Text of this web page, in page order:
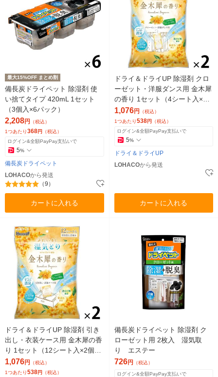
最大15%OFF まとめ割
備長炭ドライペット 除湿剤 使
い捨てタイプ 420mL 1セット
（3個入×6パック）
2,208円
（税込）
1つあたり368円 （税込）
ログイン&全額PayPay支払いで
5%
備長炭ドライペット
LOHACOから発送
（9）
カートに入れる
ドライ＆ドライUP 除湿剤 クロ
ーゼット・洋服ダンス用 金木犀
の香り 1セット（4シート入×2
個） 白元アース
1,076円
（税込）
1つあたり538円 （税込）
ログイン&全額PayPay支払いで
5%
ドライ＆ドライUP
LOHACOから発送
カートに入れる
ドライ＆ドライUP 除湿剤 引き
出し・衣装ケース用 金木犀の香
り 1セット（12シート入×2個）
白元アース
1,076円 （税込）
1つあたり538円 （税込）
備長炭ドライペット 除湿剤 ク
ローゼット用 2枚入 湿気取
り エステー
726円 （税込）
ログイン&全額PayPay支払いで